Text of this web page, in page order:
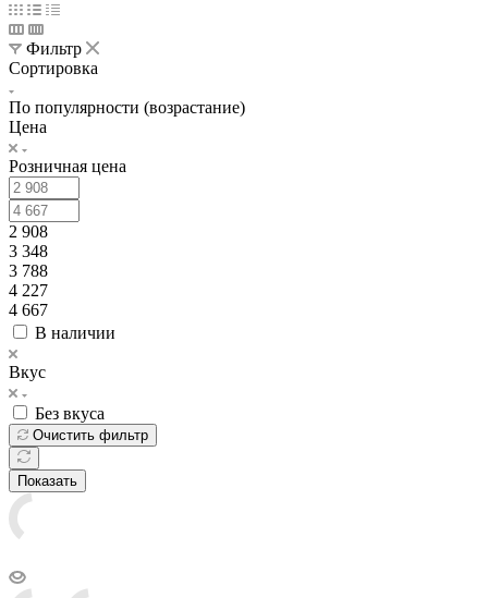
Фильтр
Сортировка
По популярности (возрастание)
Цена
Розничная цена
2 908
3 348
3 788
4 227
4 667
В наличии
Вкус
Без вкуса
Очистить фильтр
Показать